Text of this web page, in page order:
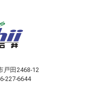
戸田2468-12
227-6644